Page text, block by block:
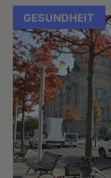
GESUNDHEIT